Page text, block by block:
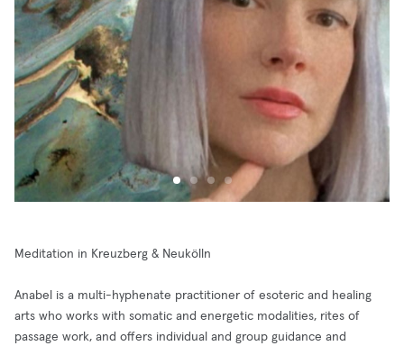
Meditation in Kreuzberg & Neukölln
Anabel is a multi-hyphenate practitioner of esoteric and healing
arts who works with somatic and energetic modalities, rites of
passage work, and offers individual and group guidance and